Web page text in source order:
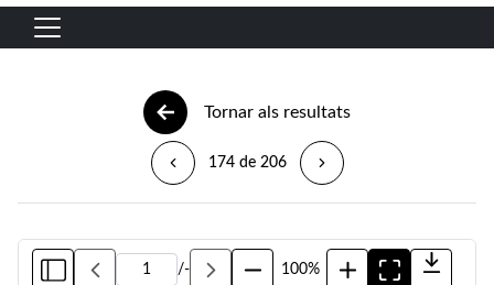
Vés al contingut
Navegació principal
Tornar als resultats
174 de 206
/- 100%